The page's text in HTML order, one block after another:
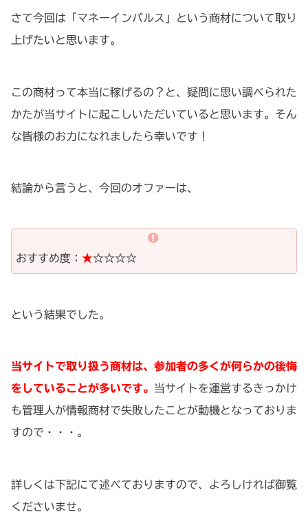
さて今回は「マネーインパルス」という商材について取り
上げたいと思います。
この商材って本当に稼げるの？と、疑問に思い調べられた
かたが当サイトに起こしいただいていると思います。そん
な皆様のお力になれましたら幸いです！
結論から言うと、今回のオファーは、
おすすめ度： ★☆☆☆☆
という結果でした。
当サイトで取り扱う商材は、参加者の多くが何らかの後悔
をしていることが多いです。 当サイトを運営するきっかけ
も管理人が情報商材で失敗したことが動機となっておりま
すので・・・。
詳しくは下記にて述べておりますので、よろしければ御覧
くださいませ。